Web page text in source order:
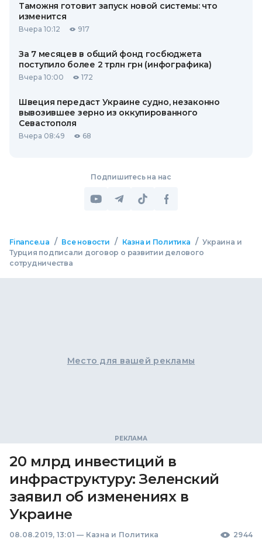
Таможня готовит запуск новой системы: что
изменится
Вчера 10:12 917
За 7 месяцев в общий фонд госбюджета
поступило более 2 трлн грн (инфографика)
Вчера 10:00 172
Швеция передаст Украине судно, незаконно
вывозившее зерно из оккупированного
Севастополя
Вчера 08:49 68
Подпишитесь на нас
Finance.ua / Все новости / Казна и Политика / Украина и
Турция подписали договор о развитии делового
сотрудничества
Место для вашей рекламы
20 млрд инвестиций в
инфраструктуру: Зеленский
заявил об изменениях в
Украине
08.08.2019, 13:01 — Казна и Политика 2944